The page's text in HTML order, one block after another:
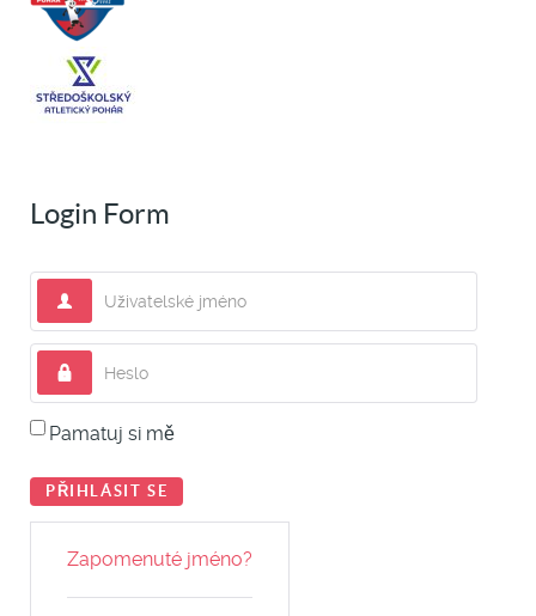
Login Form
Uživatelské jméno
Heslo
Pamatuj si mě
PŘIHLÁSIT SE
Zapomenuté jméno?